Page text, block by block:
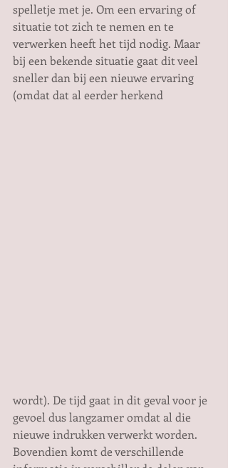
spelletje met je. Om een ervaring of
situatie tot zich te nemen en te
verwerken heeft het tijd nodig. Maar
bij een bekende situatie gaat dit veel
sneller dan bij een nieuwe ervaring
(omdat dat al eerder herkend
wordt). De tijd gaat in dit geval voor je
gevoel dus langzamer omdat al die
nieuwe indrukken verwerkt worden.
Bovendien komt de verschillende